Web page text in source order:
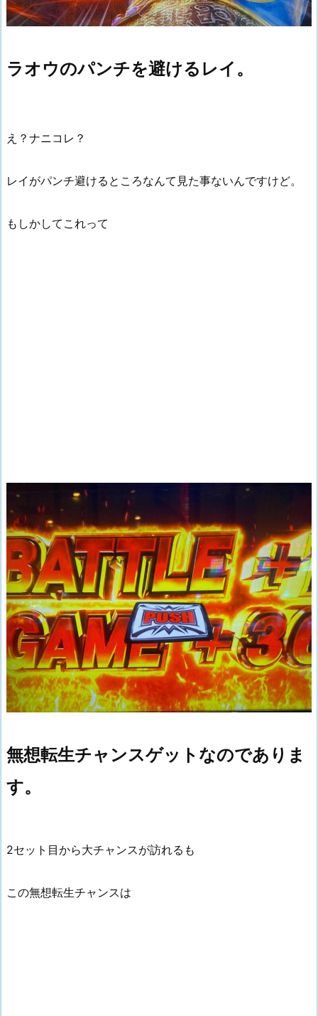
ラオウのパンチを避けるレイ。
え？ナニコレ？
レイがパンチ避けるところなんて見た事ないんですけど。
もしかしてこれって
無想転生チャンスゲットなのでありま
す。
2セット目から大チャンスが訪れるも
この無想転生チャンスは